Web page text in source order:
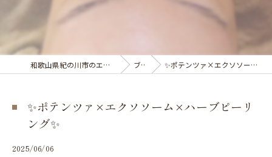
和歌山県紀の川市のエステならsalon MINORI ブログ ✨ポテンツァ×エクソソーム×ハーブピーリング✨
✨ポテンツァ×エクソソーム×ハーブピーリ
ング✨
2025/06/06